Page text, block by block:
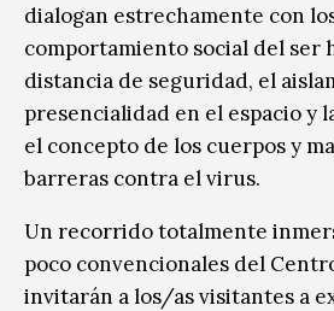
dialogan estrechamente con
comportamiento social del ser
distancia de seguridad, el
presencialidad en el espacio y
el concepto de los cuerpos y
barreras contra el virus.
Un recorrido totalmente
poco convencionales del
invitarán a los/as visitantes a